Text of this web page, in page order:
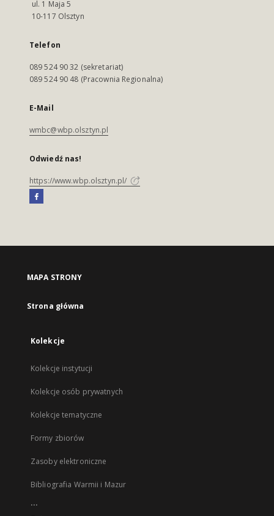
ul. 1 Maja 5
10-117 Olsztyn
Telefon
089 524 90 32 (sekretariat)
089 524 90 48 (Pracownia Regionalna)
E-Mail
wmbc@wbp.olsztyn.pl
Odwiedź nas!
https://www.wbp.olsztyn.pl/
MAPA STRONY
Strona główna
Kolekcje
Kolekcje instytucji
Kolekcje osób prywatnych
Kolekcje tematyczne
Formy zbiorów
Zasoby elektroniczne
Bibliografia Warmii i Mazur
...